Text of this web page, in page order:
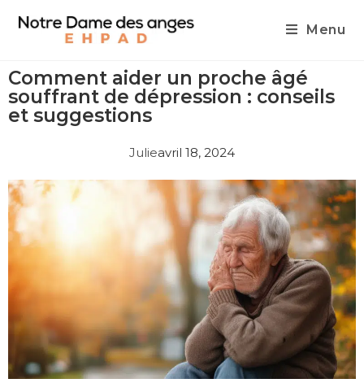
Menu
Comment aider un proche âgé
souffrant de dépression : conseils
et suggestions
Julieavril 18, 2024